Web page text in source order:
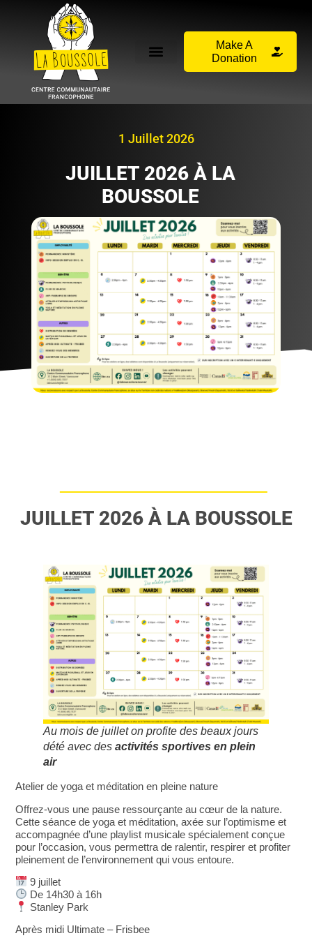
Make A
Donation
1 Juillet 2026
JUILLET 2026 À LA
BOUSSOLE
JUILLET 2026 À LA BOUSSOLE
Au mois de juillet on profite des beaux jours
dété avec desactivités sportives en plein
air
Atelier de yoga et méditation en pleine nature
Offrez-vous une pause ressourçante au cœur de la nature.
Cette séance de yoga et méditation, axée sur l’optimisme et
accompagnée d’une playlist musicale spécialement conçue
pour l’occasion, vous permettra de ralentir, respirer et profiter
pleinement de l’environnement qui vous entoure.
9 juillet
De 14h30 à 16h
Stanley Park
Après midi Ultimate – Frisbee